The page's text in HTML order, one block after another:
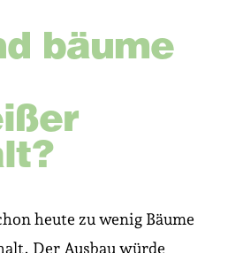
bäume
heute zu wenig Bäume
Der Ausbau würde